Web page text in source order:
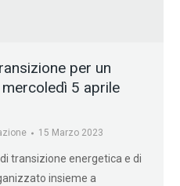
per un
5 aprile
15 Marzo 2023
transizione energetica e di
insieme a